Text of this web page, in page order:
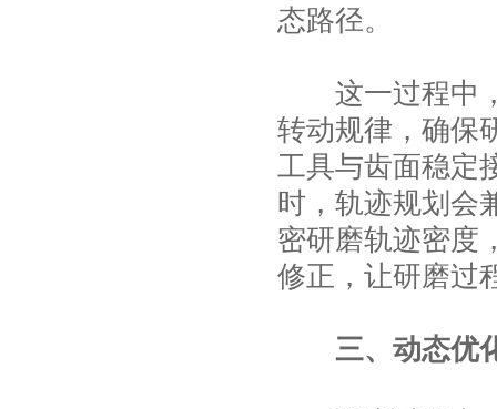
态路径。
这一过程中，
转动规律，确保
工具与齿面稳定
时，轨迹规划会
密研磨轨迹密度
修正，让研磨过
三、动态优